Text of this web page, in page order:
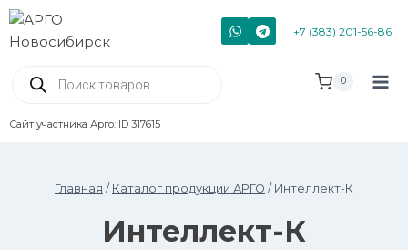
+7 (383) 201-56-86
Сайт участника Арго: ID 317615
0
Главная / Каталог продукции АРГО / Интеллект-К
Интеллект-К